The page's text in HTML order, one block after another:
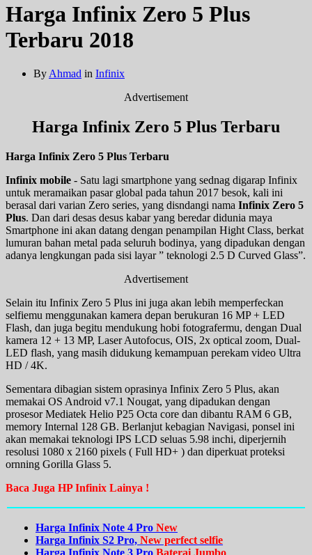
Harga Infinix Zero 5 Plus
Terbaru 2018
ByAhmad in Infinix
Advertisement
Harga Infinix Zero 5 Plus Terbaru
Harga Infinix Zero 5 Plus Terbaru
Infinix mobile - Satu lagi smartphone yang sednag digarap Infinix
untuk meramaikan pasar global pada tahun 2017 besok, kali ini
berasal dari varian Zero series, yang disndangi nama Infinix Zero 5
Plus. Dan dari desas desus kabar yang beredar didunia maya
Smartphone ini akan datang dengan penampilan Hight Class, berkat
lumuran bahan metal pada seluruh bodinya, yang dipadukan dengan
adanya lengkungan pada sisi layar ” teknologi 2.5 D Curved Glass”.
Advertisement
Selain itu Infinix Zero 5 Plus ini juga akan lebih memperfeckan
selfiemu menggunakan kamera depan berukuran 16 MP + LED
Flash, dan juga begitu mendukung hobi fotografermu, dengan Dual
kamera 12 + 13 MP, Laser Autofocus, OIS, 2x optical zoom, Dual-
LED flash, yang masih didukung kemampuan perekam video Ultra
HD / 4K.
Sementara dibagian sistem oprasinya Infinix Zero 5 Plus, akan
memakai OS Android v7.1 Nougat, yang dipadukan dengan
prosesor Mediatek Helio P25 Octa core dan dibantu RAM 6 GB,
memory Internal 128 GB. Berlanjut kebagian Navigasi, ponsel ini
akan memakai teknologi IPS LCD seluas 5.98 inchi, diperjernih
resolusi 1080 x 2160 pixels ( Full HD+ ) dan diperkuat proteksi
ornning Gorilla Glass 5.
Baca Juga HP Infinix Lainya !
Harga Infinix Note 4 Pro New
Harga Infinix S2 Pro, New perfect selfie